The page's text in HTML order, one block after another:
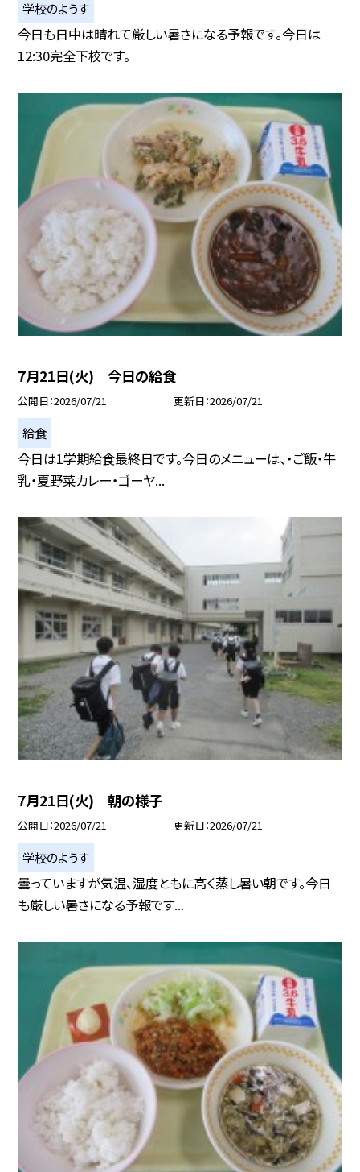
学校のようす
今日も日中は晴れて厳しい暑さになる予報です。今日は
12:30完全下校です。
7月21日(火) 今日の給食
公開日 2026/07/21 更新日 2026/07/21
給食
今日は1学期給食最終日です。今日のメニューは、・ご飯・牛
乳・夏野菜カレー・ゴーヤ...
7月21日(火) 朝の様子
公開日 2026/07/21 更新日 2026/07/21
学校のようす
曇っていますが気温、湿度ともに高く蒸し暑い朝です。今日
も厳しい暑さになる予報です...